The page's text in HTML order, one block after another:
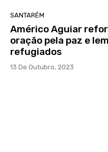
SANTARÉM
Américo Aguiar
oração pela paz e
refugiados
13 De Outubro, 2023